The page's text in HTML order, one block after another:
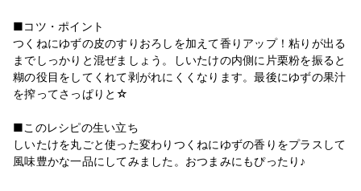
■コツ・ポイント
つくねにゆずの皮のすりおろしを加えて香りアップ！粘りが出る
までしっかりと混ぜましょう。しいたけの内側に片栗粉を振ると
糊の役目をしてくれて剥がれにくくなります。最後にゆずの果汁
を搾ってさっぱりと☆
■このレシピの生い立ち
しいたけを丸ごと使った変わりつくねにゆずの香りをプラスして
風味豊かな一品にしてみました。おつまみにもぴったり♪